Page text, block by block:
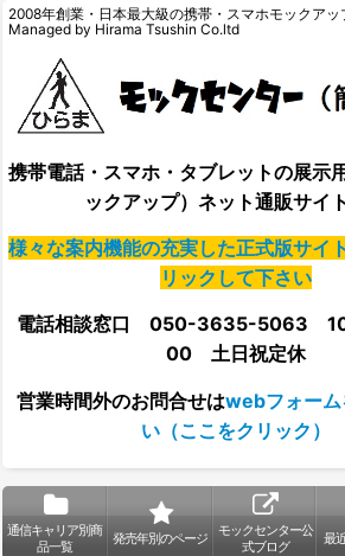
2008年創業・日本最大級の携帯・スマホモックア
Managed by Hirama Tsushin Co.ltd
携帯電話・スマホ・タブレットの展示
ックアップ）ネット通販サイ
様々な案内機能の充実した正式版サイ
リックして下さい
電話相談窓口 050-3635-5063 10
00 土日祝定休
営業時間外のお問合せはwebフォーム
い（ここをクリック）
通信キャリア別商
品一覧
発売年別のページ
モックセンター公
式ブログ
最